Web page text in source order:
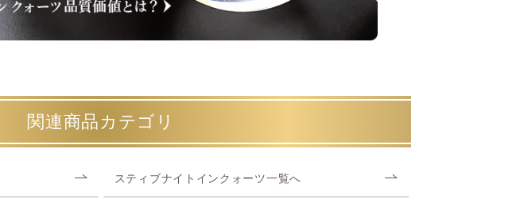
関連商品カテゴリ
スティブナイトインクォーツ一覧へ